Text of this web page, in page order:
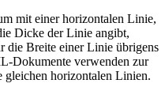
mit einer horizontalen Linie,
Dicke der Linie angibt,
die Breite einer Linie übrigens
Dokumente verwenden zur
horizontalen Linien.